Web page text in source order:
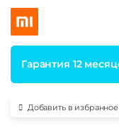
Гарантия 12
Добавить в избранное